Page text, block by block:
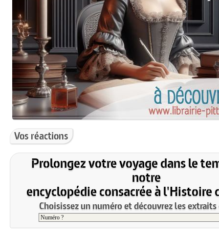
Vos réactions
Prolongez votre voyage dans le
notre
encyclopédie consacrée à l'Histoire
Choisissez un numéro et découvrez les